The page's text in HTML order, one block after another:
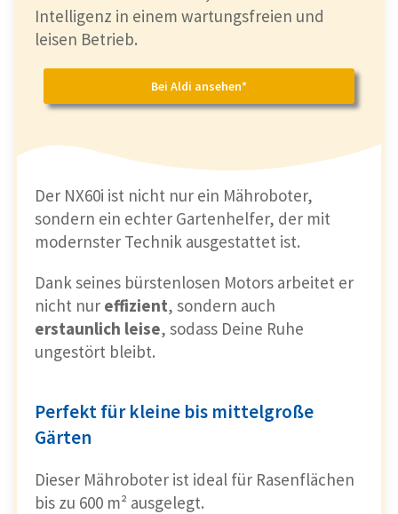
Intelligenz in einem wartungsfreien und
leisen Betrieb.
Bei Aldi ansehen*
Der NX60i ist nicht nur ein Mähroboter,
sondern ein echter Gartenhelfer, der mit
modernster Technik ausgestattet ist.
Dank seines bürstenlosen Motors arbeitet er
nicht nur effizient, sondern auch
erstaunlich leise, sodass Deine Ruhe
ungestört bleibt.
Perfekt für kleine bis mittelgroße
Gärten
Dieser Mähroboter ist ideal für Rasenflächen
bis zu 600 m² ausgelegt.